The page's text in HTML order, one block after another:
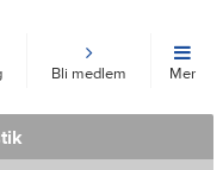
Bli medlem Mer